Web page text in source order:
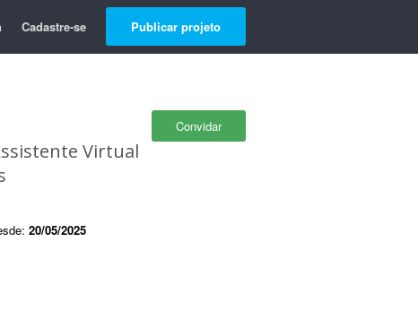
Cadastre-se Publicar projeto
Convidar
Virtual
20/05/2025